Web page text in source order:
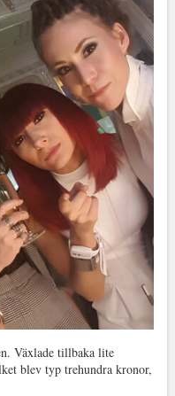
Växlade tillbaka lite
blev typ trehundra kronor,